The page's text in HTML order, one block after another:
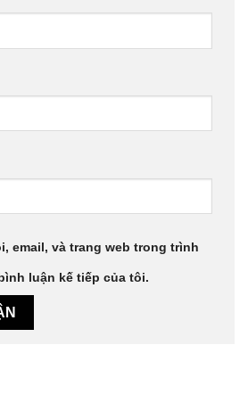
email, và trang web trong trình
luận kế tiếp của tôi.